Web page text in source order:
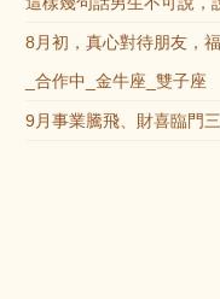
8月初，真心對待朋友，
_合作中_金牛座_雙子座
9月事業騰飛、財喜臨門